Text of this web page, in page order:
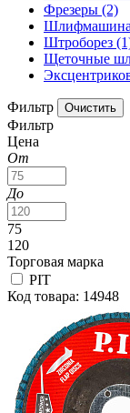
Фрезеры (2)
Шлифмашина
Штроборез
Щеточные
Фильтр
Фильтр
Цена
От
До
75
120
Торговая марка
PIT
Код товара: 14948